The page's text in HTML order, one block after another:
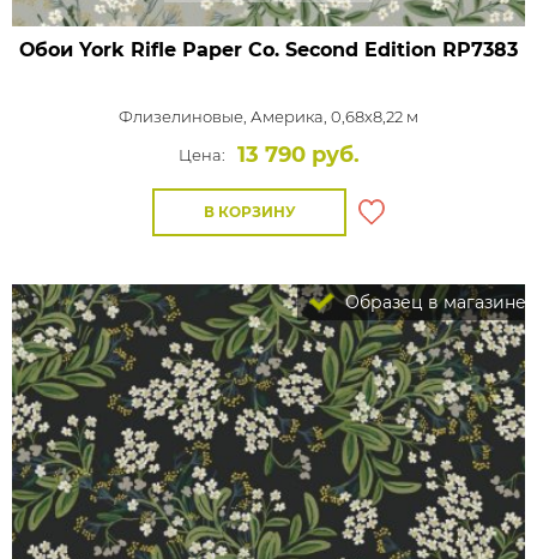
Обои York Rifle Paper Co. Second Edition RP7383
Флизелиновые, Америка, 0,68x8,22 м
Цена:
13 790 руб.
В КОРЗИНУ
Образец в магазине